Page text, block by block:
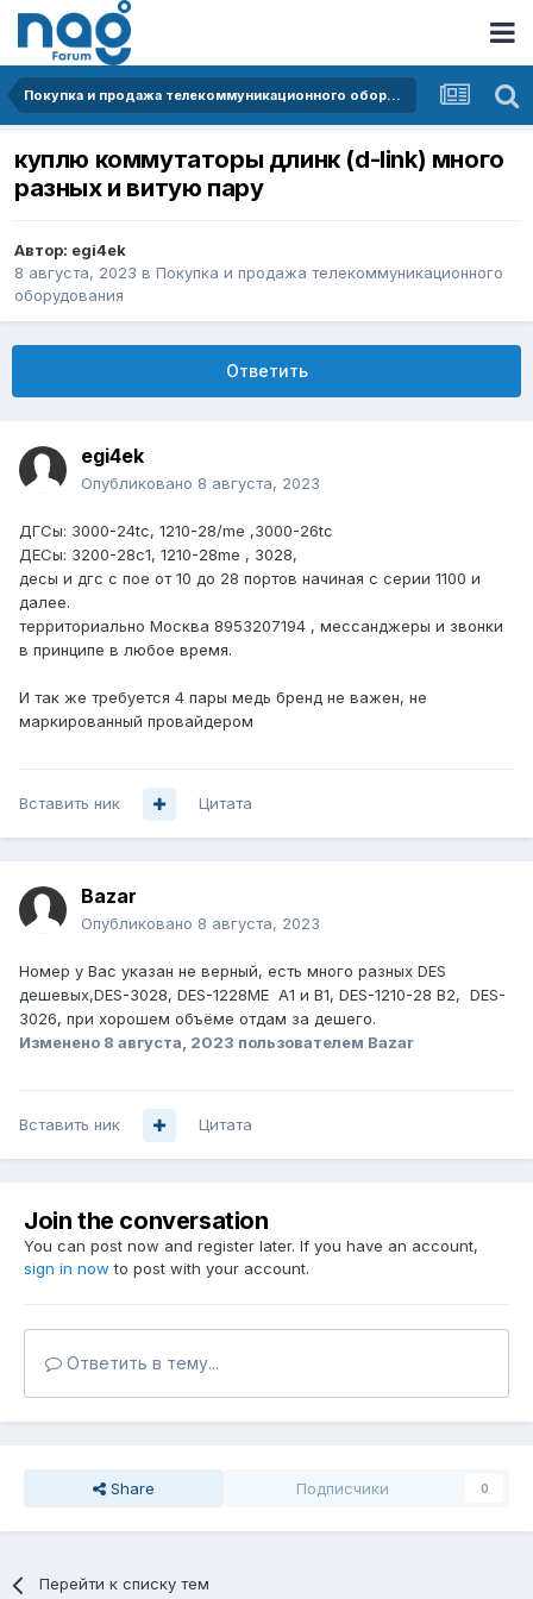
Покупка и продажа телекоммуникационного оборудования
куплю коммутаторы длинк (d-link) много
разных и витую пару
Автор: egi4ek
8 августа, 2023 в Покупка и продажа телекоммуникационного
оборудования
Ответить
egi4ek
Опубликовано 8 августа, 2023
ДГСы: 3000-24tc, 1210-28/me ,3000-26tc
ДЕСы: 3200-28с1, 1210-28me , 3028,
десы и дгс с пое от 10 до 28 портов начиная с серии 1100 и
далее.
территориально Москва 8953207194 , мессанджеры и звонки
в принципе в любое время.
И так же требуется 4 пары медь бренд не важен, не
маркированный провайдером
Вставить ник Цитата
Bazar
Опубликовано 8 августа, 2023
Номер у Вас указан не верный, есть много разных DES
дешевых,DES-3028, DES-1228ME A1 и B1, DES-1210-28 B2, DES-
3026, при хорошем объёме отдам за дешего.
Изменено 8 августа, 2023 пользователем Bazar
Вставить ник Цитата
Join the conversation
You can post now and register later. If you have an account,
sign in now to post with your account.
Ответить в тему...
Share Подписчики 0
Перейти к списку тем